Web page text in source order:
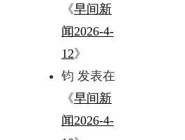
《早间新
闻2026-4-
12》
钧 发表在
《早间新
闻2026-4-